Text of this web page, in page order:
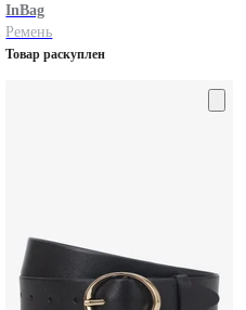
InBag
Ремень
Товар раскуплен